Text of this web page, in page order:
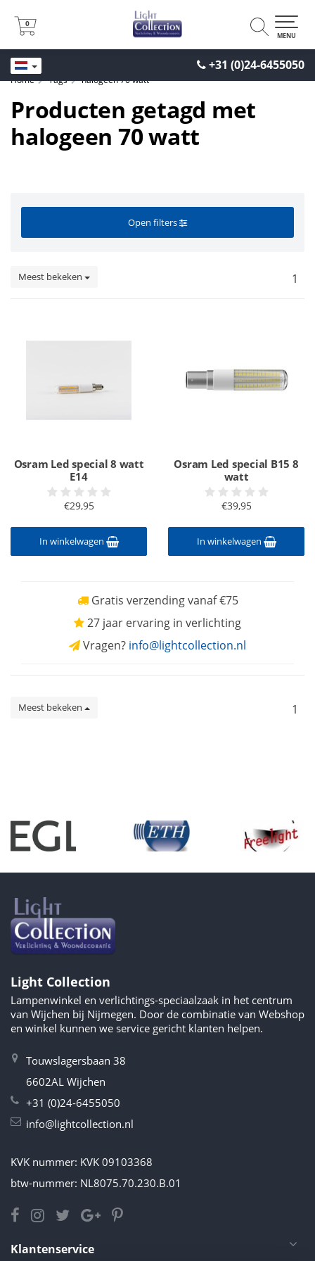
+31 (0)24-6455050
0
0
MENU
Home Tags halogeen 70 watt
Producten getagd met
halogeen 70 watt
Open filters
Meest bekeken 1
Osram Led special 8 watt
E14
€29,95
In winkelwagen
Osram Led special B15 8
watt
€39,95
In winkelwagen
Gratis verzending vanaf €75
27 jaar ervaring in verlichting
Vragen? info@lightcollection.nl
Meest bekeken 1
Light Collection
Lampenwinkel en verlichtings-speciaalzaak in het centrum
van Wijchen bij Nijmegen. Door de combinatie van Webshop
en winkel kunnen we service gericht klanten helpen.
Touwslagersbaan 38
6602AL Wijchen
+31 (0)24-6455050
info@lightcollection.nl
KVK nummer: KVK 09103368
btw-nummer: NL8075.70.230.B.01
Klantenservice